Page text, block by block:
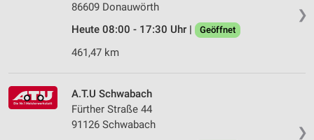
❯
86609 Donauwörth
Heute 08:00 - 17:30 Uhr |
Geöffnet
461,47 km
❯
A.T.U Schwabach
Fürther Straße 44
91126 Schwabach